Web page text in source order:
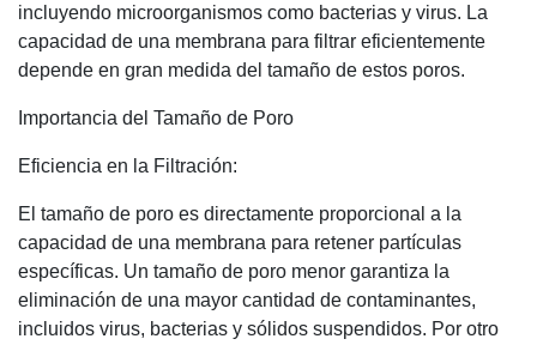
incluyendo microorganismos como bacterias y virus. La
capacidad de una membrana para filtrar eficientemente
depende en gran medida del tamaño de estos poros.
Importancia del Tamaño de Poro
Eficiencia en la Filtración:
El tamaño de poro es directamente proporcional a la
capacidad de una membrana para retener partículas
específicas. Un tamaño de poro menor garantiza la
eliminación de una mayor cantidad de contaminantes,
incluidos virus, bacterias y sólidos suspendidos. Por otro